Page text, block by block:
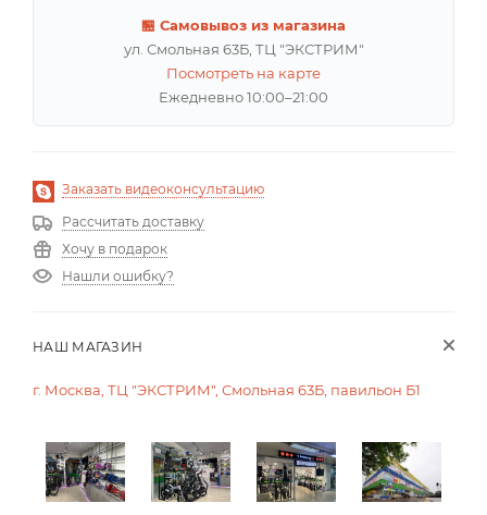
🏪 Самовывоз из магазина
ул. Смольная 63Б, ТЦ "ЭКСТРИМ"
Посмотреть на карте
Ежедневно 10:00–21:00
Заказать видеоконсультацию
Рассчитать доставку
Хочу в подарок
Нашли ошибку?
НАШ МАГАЗИН
г. Москва, ТЦ "ЭКСТРИМ", Смольная 63Б, павильон Б1